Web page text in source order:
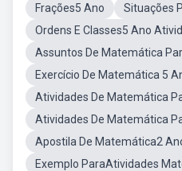
Frações5 Ano
Situações
Ordens E Classes5 Ano
Assuntos De Matemática
Exercício De Matemática 5
Atividades De Matemática
Atividades De Matemática
Apostila De Matemática2
Exemplo ParaAtividades